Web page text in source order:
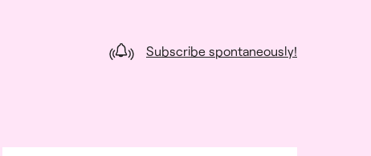
Subscribe spontaneously!